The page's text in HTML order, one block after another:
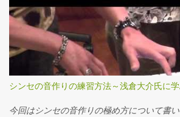
ますね。 ただエフェクトの追加用途、ボー
補う分には悪くないのですが…。 Emptyのブ
てのスロットが空の状態になっています。
ぶ事で全てのエフェクトを選べます。 ここ
っているので、結構目的のエフェクトまで
す。そのまま一定時間置いているとそのエ
す。 今回はアンプヘッドを選択それぞれのツ
つ。 Spitfire audio Chamber Strings オーケ
ダーとしてはトップランナーのベンダー。
ChamberサイズのStringsが一番欲しいです
Percussion、Synphonicシリーズ、BBCオー
ンで使ってるし今後も拡張するつもり。セ
数日間のセールしかないし、個々の製品で
ションで60％オフ。ただこれも製品によっ
い。学割は30％オフ。コレクション、単一
シンセの音作りの練習方法～浅倉大介氏に
今回はシンセの音作りの極め方について書